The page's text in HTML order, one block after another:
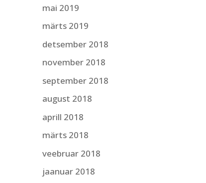
mai 2019
märts 2019
detsember 2018
november 2018
september 2018
august 2018
aprill 2018
märts 2018
veebruar 2018
jaanuar 2018